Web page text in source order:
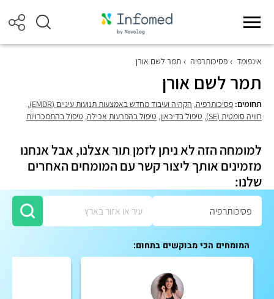
אינפומד פסיכותרפיה תמר לשם אורן
תמר לשם אורן
תחומים: פסיכותרפיה, הקהיה ועיבוד מחדש באמצעות תנועות עיניים (EMDR)
,
חוויה סומטית (SE)
, טיפול בדיכאון, טיפול בהפרעות אכילה, טיפול בהתמכרויות
למומחה הזה לא ניתן לזמן תור אצלנו, אבל אנחנו
מזמינים אותך ליצור קשר עם המומחים האחרים
שלנו:
המומחים הכי מבוקשים בתחום: